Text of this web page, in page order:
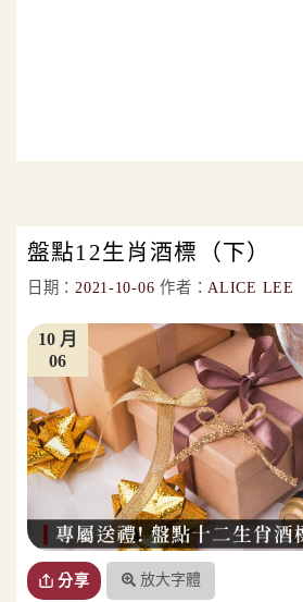
盤點12生肖酒標（下）
日期： 2021-10-06 作者： ALICE LEE
06
10 月
分享 放大字體